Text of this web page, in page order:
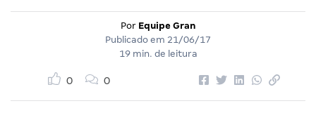
Por Equipe Gran
Publicado em 21/06/17
19 min. de leitura
0 0